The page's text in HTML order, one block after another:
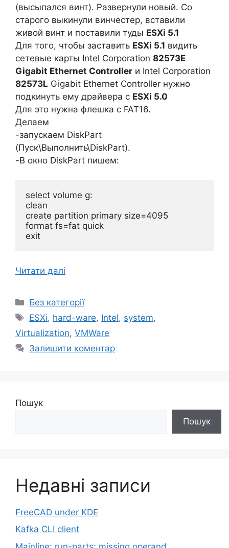
(высыпался винт). Развернули новый. Со
старого выкинули винчестер, вставили
живой винт и поставили туды ESXi 5.1
Для того, чтобы заставить ESXi 5.1 видить
сетевые карты Intel Corporation 82573E
Gigabit Ethernet Controller и Intel Corporation
82573L Gigabit Ethernet Controller нужно
подкинуть ему драйвера с ESXi 5.0
Для это нужна флешка с FAT16.
Делаем
-запускаем DiskPart
(Пуск\Выполнить\DiskPart).
-В окно DiskPart пишем:
select volume g:
clean
create partition primary size=4095
format fs=fat quick
Читати далі
Категорії
Без категорії
Позначки
ESXi, hard-ware, Intel, system,
Virtualization, VMWare
Залишити коментар
Пошук
Пошук
Недавні записи
FreeCAD under KDE
Kafka CLI client